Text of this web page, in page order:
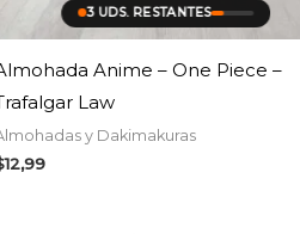
3 UDS. RESTANTES
Anime – One Piece –
Law
y Dakimakuras
12,99